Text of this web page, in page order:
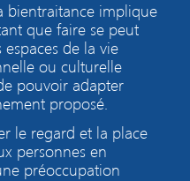
bientraitance implique
que faire se peut
de la vie
ou culturelle
pouvoir adapter
proposé.
le regard et la place
personnes en
préoccupation